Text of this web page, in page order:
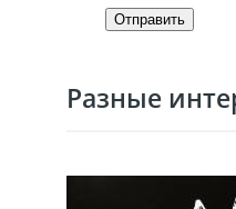
Отправить
Разные